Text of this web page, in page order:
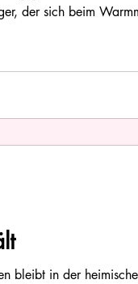
der sich beim
bleibt in der